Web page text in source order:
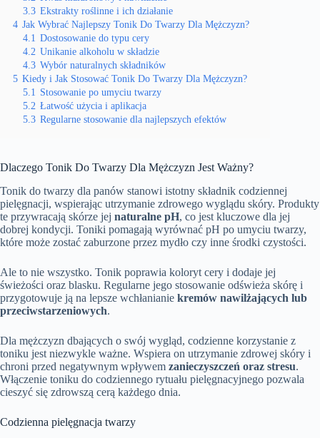
3.3 Ekstrakty roślinne i ich działanie
4 Jak Wybrać Najlepszy Tonik Do Twarzy Dla Mężczyzn?
4.1 Dostosowanie do typu cery
4.2 Unikanie alkoholu w składzie
4.3 Wybór naturalnych składników
5 Kiedy i Jak Stosować Tonik Do Twarzy Dla Mężczyzn?
5.1 Stosowanie po umyciu twarzy
5.2 Łatwość użycia i aplikacja
5.3 Regularne stosowanie dla najlepszych efektów
Dlaczego Tonik Do Twarzy Dla Mężczyzn Jest Ważny?
Tonik do twarzy dla panów stanowi istotny składnik codziennej
pielęgnacji, wspierając utrzymanie zdrowego wyglądu skóry. Produkty
te przywracają skórze jej naturalne pH, co jest kluczowe dla jej
dobrej kondycji. Toniki pomagają wyrównać pH po umyciu twarzy,
które może zostać zaburzone przez mydło czy inne środki czystości.
Ale to nie wszystko. Tonik poprawia koloryt cery i dodaje jej
świeżości oraz blasku. Regularne jego stosowanie odświeża skórę i
przygotowuje ją na lepsze wchłanianie kremów nawilżających lub
przeciwstarzeniowych.
Dla mężczyzn dbających o swój wygląd, codzienne korzystanie z
toniku jest niezwykle ważne. Wspiera on utrzymanie zdrowej skóry i
chroni przed negatywnym wpływem zanieczyszczeń oraz stresu.
Włączenie toniku do codziennego rytuału pielęgnacyjnego pozwala
cieszyć się zdrowszą cerą każdego dnia.
Codzienna pielęgnacja twarzy